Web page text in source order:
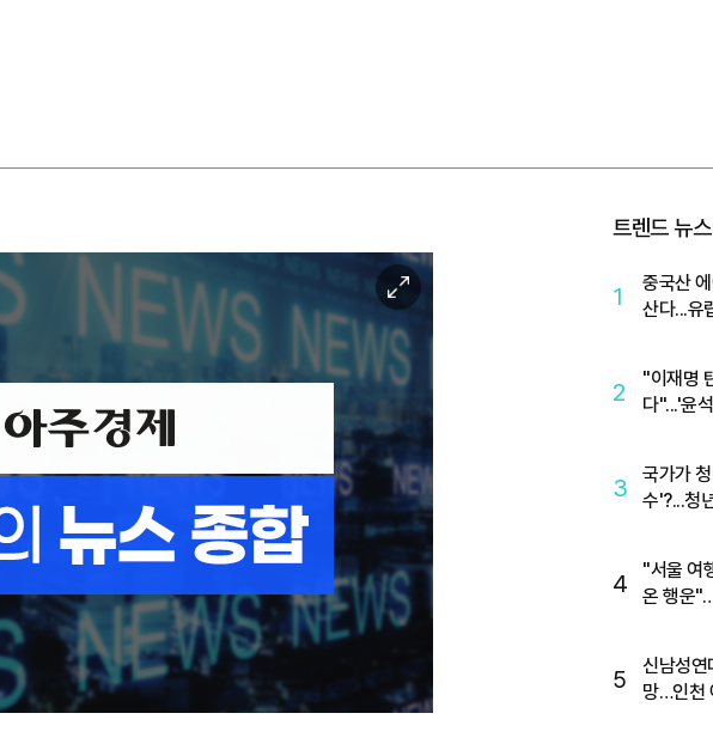
이
미
지
확
트렌드 뉴스
1
중국산
산다...유
2
"이재명
다"...'윤
3
국가가
수'?...청
4
"서울 여
온 행운
5
신남성연
망…인천